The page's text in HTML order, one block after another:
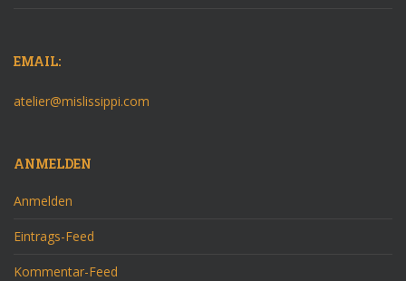
EMAIL:
atelier@mislissippi.com
ANMELDEN
Anmelden
Eintrags-Feed
Kommentar-Feed